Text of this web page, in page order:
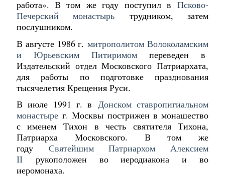
работа». В том же году поступил вПсково-
Печерский монастырь трудником, затем
послушником.
В августе 1986 г.митрополитом Волоколамским
и Юрьевским Питиримомпереведен в
Издательский отдел Московского Патриархата,
для работы по подготовке празднования
тысячелетия Крещения Руси.
В июле 1991 г. в Донском ставропигиальном
монастырег. Москвы пострижен в монашество
с именем Тихон в честь святителя Тихона,
Патриарха Московского. В том же
году Святейшим Патриархом Алексием
IIрукоположен во иеродиакона и во
иеромонаха.